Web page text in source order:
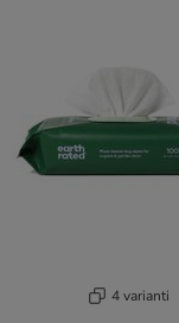
4 varianti